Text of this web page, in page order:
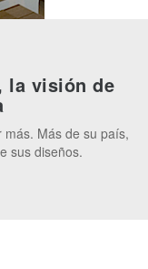
la visión de
Más de su país,
sus diseños.